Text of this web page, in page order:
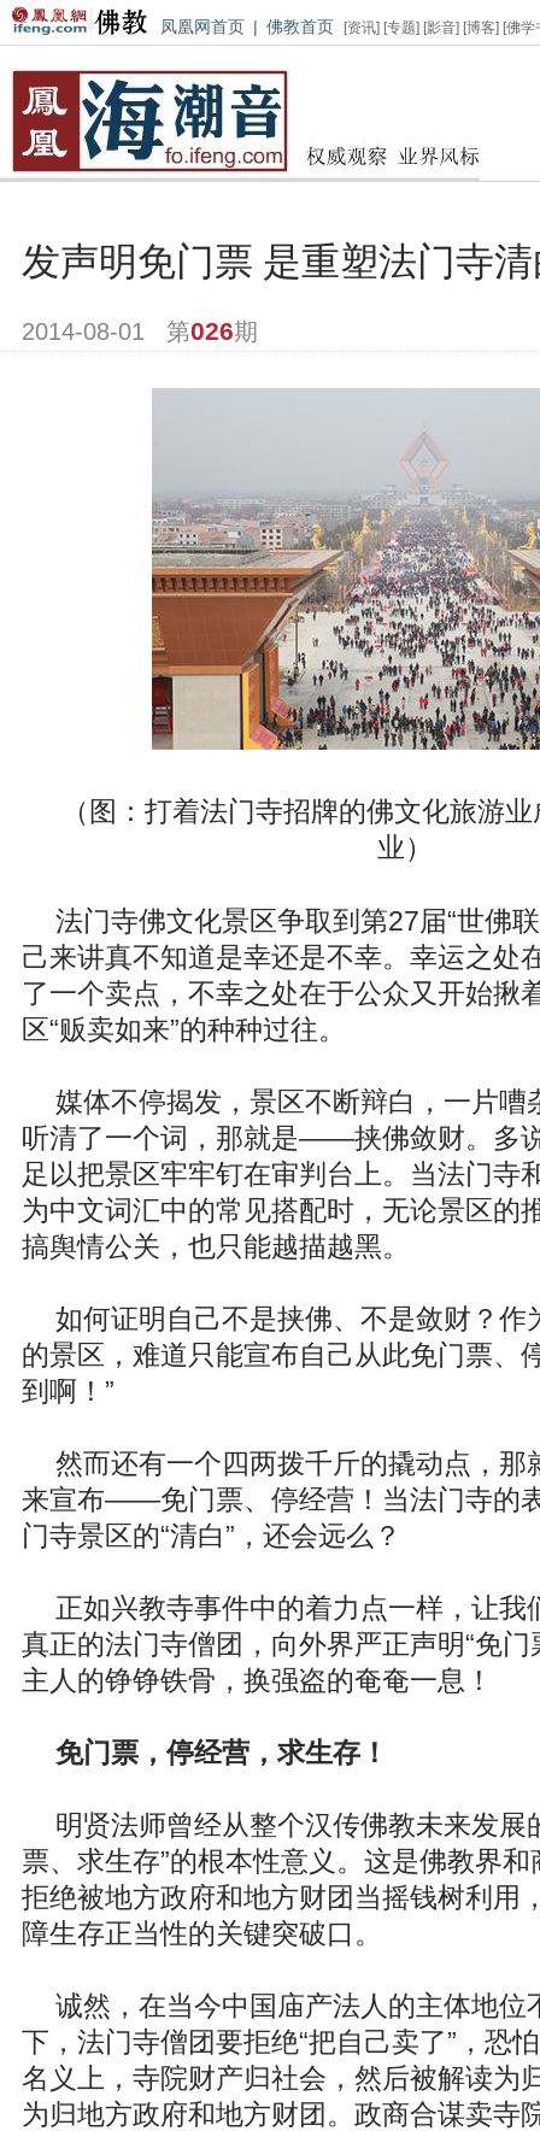
凤凰网首页 | 佛教首页 [资讯] [专题] [影音] [博客] [佛学
发声明免门票 是重塑法门寺
2014-08-01 第026期
（图：打着法门寺招牌的佛文化旅游
业）
法门寺佛文化景区争取到第27届“世佛
己来讲真不知道是幸还是不幸。幸运之处
了一个卖点，不幸之处在于公众又开始揪
区“贩卖如来”的种种过往。
媒体不停揭发，景区不断辩白，一片嘈
听清了一个词，那就是——挟佛敛财。多
足以把景区牢牢钉在审判台上。当法门寺
为中文词汇中的常见搭配时，无论景区的
搞舆情公关，也只能越描越黑。
如何证明自己不是挟佛、不是敛财？作
的景区，难道只能宣布自己从此免门票、
到啊！”
然而还有一个四两拨千斤的撬动点，那
来宣布——免门票、停经营！当法门寺的
门寺景区的“清白”，还会远么？
正如兴教寺事件中的着力点一样，让我
真正的法门寺僧团，向外界严正声明“免
主人的铮铮铁骨，换强盗的奄奄一息！
免门票，停经营，求生存！
明贤法师曾经从整个汉传佛教未来发展
票、求生存”的根本性意义。这是佛教界
拒绝被地方政府和地方财团当摇钱树利用
障生存正当性的关键突破口。
诚然，在当今中国庙产法人的主体地位
下，法门寺僧团要拒绝“把自己卖了”，恐
名义上，寺院财产归社会，然后被解读为
为归地方政府和地方财团。政商合谋卖寺